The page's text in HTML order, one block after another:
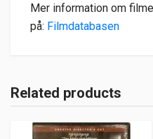
Mer information om
på: Filmdatabasen
Related products